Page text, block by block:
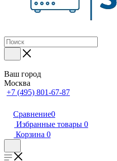
Ваш город
Москва
+7 (495) 801-67-87
Сравнение0
Избранные товары 0
Корзина 0